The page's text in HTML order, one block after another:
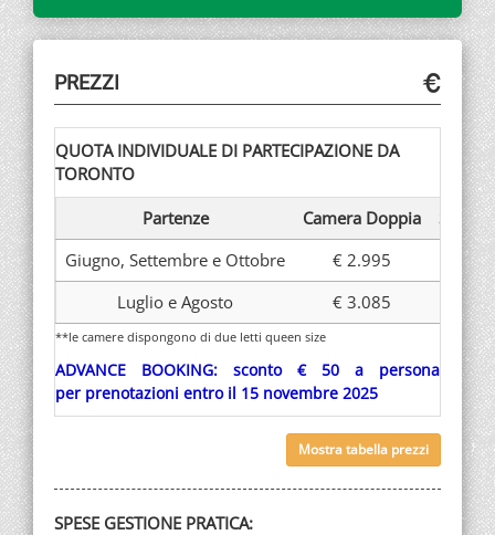
PREZZI
QUOTA INDIVIDUALE DI PARTECIPAZIONE DA
TORONTO
Partenze
Camera Doppia
Suppl.
Giugno, Settembre e Ottobre
€ 2.995
Luglio e Agosto
€ 3.085
**le camere dispongono di due letti queen size
ADVANCE BOOKING: sconto € 50 a persona
per prenotazioni entro il 15 novembre 2025
Mostra tabella prezzi
SPESE GESTIONE PRATICA: